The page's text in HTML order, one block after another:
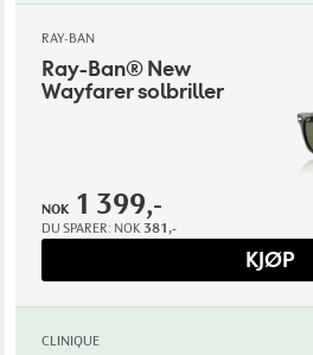
RAY-BAN
Ray-Ban® New
Wayfarer solbriller
NOK 1 399,-
DU SPARER: NOK 381,-
KJØP
CLINIQUE